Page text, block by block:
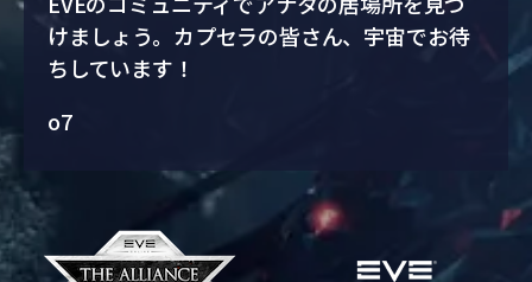
けましょう。カプセラの皆さん、宇宙でお待
ちしています！
o7